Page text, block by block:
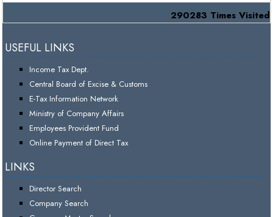
290283 Times Visited
USEFUL LINKS
Income Tax Dept.
Central Board of Excise & Customs
E-Tax Information Network
Ministry of Company Affairs
Employees Provident Fund
Online Payment of Direct Tax
LINKS
Director Search
Company Search